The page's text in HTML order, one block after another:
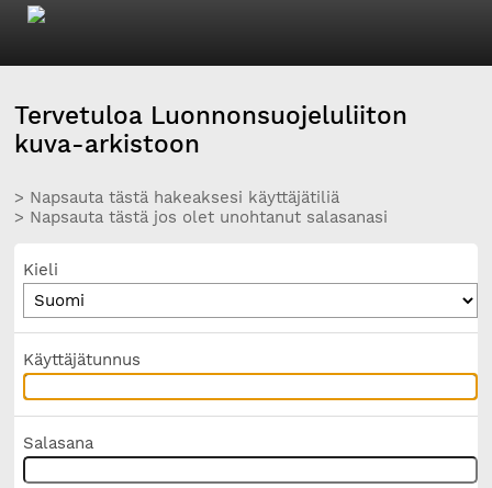
Tervetuloa Luonnonsuojeluliiton
kuva-arkistoon
> Napsauta tästä hakeaksesi käyttäjätiliä
> Napsauta tästä jos olet unohtanut salasanasi
Kieli
Käyttäjätunnus
Salasana